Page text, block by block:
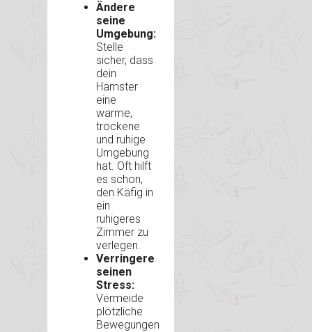
Ändere
seine
Umgebung:
Stelle
sicher, dass
dein
Hamster
eine
warme,
trockene
und ruhige
Umgebung
hat. Oft hilft
es schon,
den Käfig in
ein
ruhigeres
Zimmer zu
verlegen.
Verringere
seinen
Stress:
Vermeide
plötzliche
Bewegungen